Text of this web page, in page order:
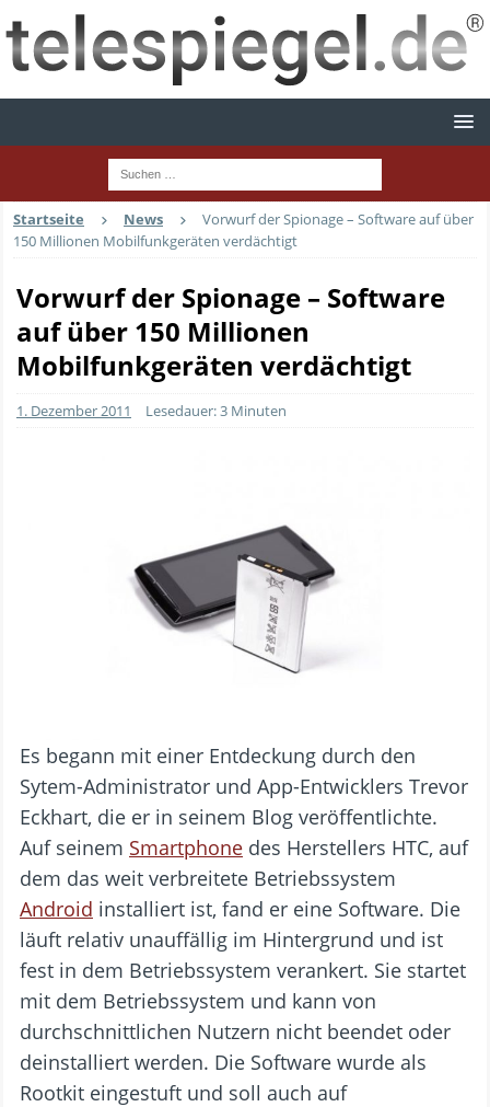
Startseite News
Vorwurf der Spionage – Software auf über
150 Millionen Mobilfunkgeräten verdächtigt
Vorwurf der Spionage – Software
auf über 150 Millionen
Mobilfunkgeräten verdächtigt
1. Dezember 2011 Lesedauer: 3 Minuten
Es begann mit einer Entdeckung durch den
Sytem-Administrator und App-Entwicklers Trevor
Eckhart, die er in seinem Blog veröffentlichte.
Auf seinem Smartphone des Herstellers HTC, auf
dem das weit verbreitete Betriebssystem
Android installiert ist, fand er eine Software. Die
läuft relativ unauffällig im Hintergrund und ist
fest in dem Betriebssystem verankert. Sie startet
mit dem Betriebssystem und kann von
durchschnittlichen Nutzern nicht beendet oder
deinstalliert werden. Die Software wurde als
Rootkit eingestuft und soll auch auf